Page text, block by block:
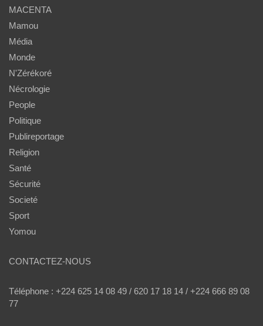
MACENTA
Mamou
Média
Monde
N'Zérékoré
Nécrologie
People
Politique
Publireportage
Religion
Santé
Sécurité
Societé
Sport
Yomou
CONTACTEZ-NOUS
Téléphone : +224 625 14 08 49 / 620 17 18 14 / +224 666 89 08
77